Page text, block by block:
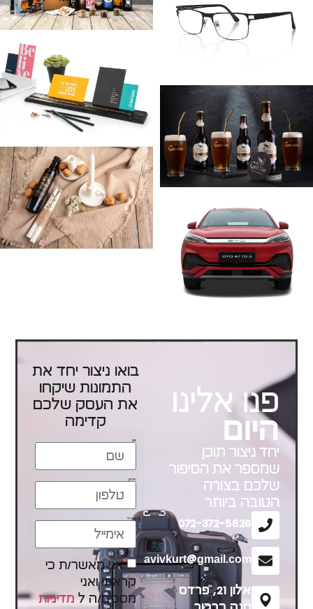
פנו אלינו
היום
יחד ניצור תוכן
שמספר את הסיפור
שלכם בצורה
הטובה ביותר
072-372-5826
avivkurt@gmail.com
אלון 21, פרדס
בואו ניצור יחד את
התמונות שיקחו
את העסק שלכם
קדימה
שם
טלפון
אימייל
אני מאשר/ת כי
קראתי ואני
מסכים/ה למדיניות